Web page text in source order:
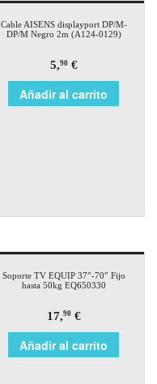
Cable AISENS displayport DP/M-
DP/M Negro 2m (A124-0129)
5,90€
Añadir al carrito
Soporte TV EQUIP 37″-70″ Fijo
hasta 50kg EQ650330
17,90€
Añadir al carrito